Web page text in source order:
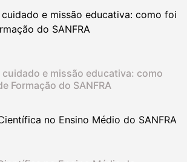
cuidado e missão educativa: como
Formação do SANFRA